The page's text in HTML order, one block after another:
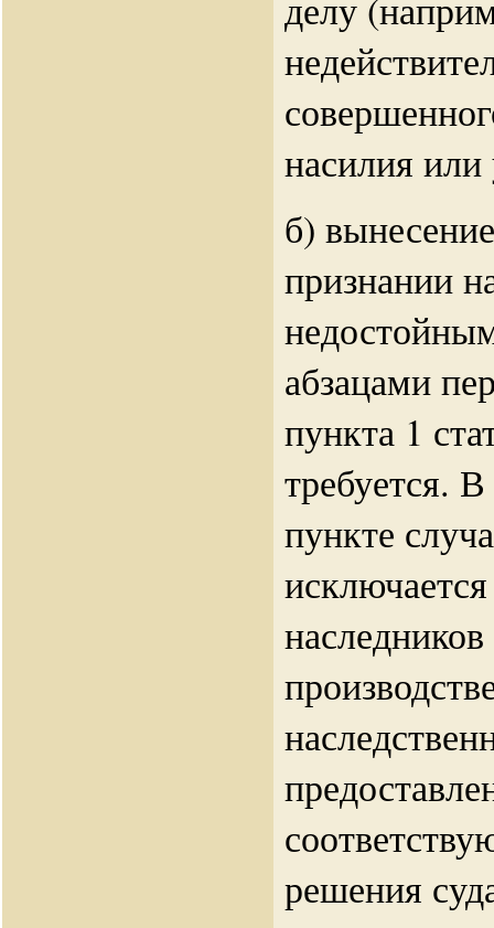
насилия
б)
признании
абзацами
пункта 1
требуется.
пункте
решения